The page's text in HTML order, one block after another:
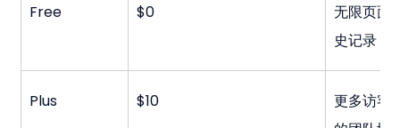
Free $0
无限页面
史记录
Plus $10
更多访客